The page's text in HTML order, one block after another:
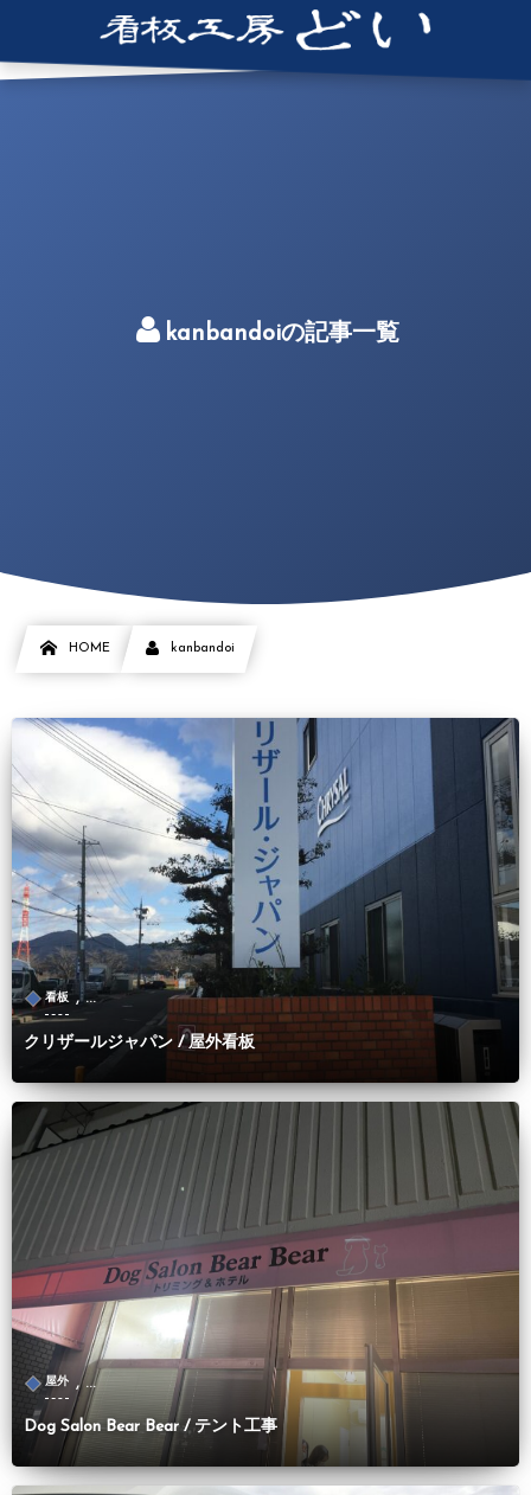
kanbandoiの記事一覧
HOME kanbandoi
看板 , …
クリザールジャパン / 屋外看板
屋外 , …
Dog Salon Bear Bear / テント工事